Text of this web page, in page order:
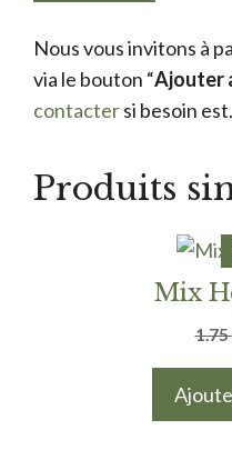
Nous vous invitons à
via le bouton “Ajouter
contactersi besoin est.
Produits
Mix
1.75